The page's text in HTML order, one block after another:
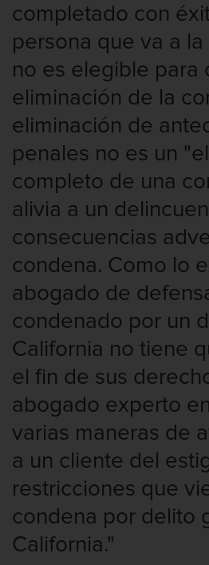
completado con
persona que va a la
no es elegible para
eliminación de la
eliminación de
penales no es un
completo de una
alivia a un
consecuencias
condena. Como lo
abogado de
condenado por un
California no tiene
el fin de sus
abogado experto
varias maneras de
a un cliente del
restricciones que
condena por delito
California."